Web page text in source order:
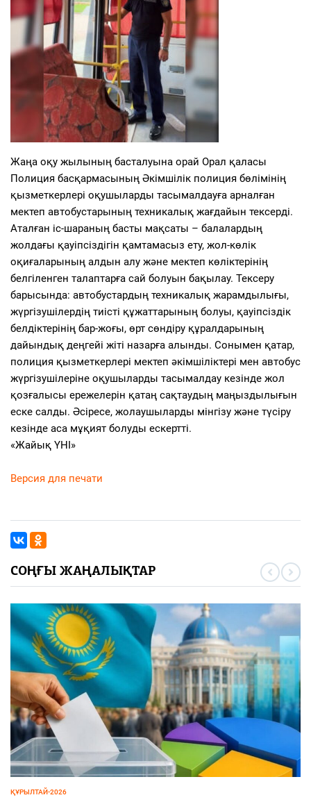
Жаңа оқу жылының басталуына орай Орал қаласы
Полиция басқармасының Әкімшілік полиция бөлімінің
қызметкерлері оқушыларды тасымалдауға арналған
мектеп автобустарының техникалық жағдайын тексерді.
Аталған іс-шараның басты мақсаты – балалардың
жолдағы қауіпсіздігін қамтамасыз ету, жол-көлік
оқиғаларының алдын алу және мектеп көліктерінің
белгіленген талаптарға сай болуын бақылау. Тексеру
барысында: автобустардың техникалық жарамдылығы,
жүргізушілердің тиісті құжаттарының болуы, қауіпсіздік
белдіктерінің бар-жоғы, өрт сөндіру құралдарының
дайындық деңгейі жіті назарға алынды. Сонымен қатар,
полиция қызметкерлері мектеп әкімшіліктері мен автобус
жүргізушілеріне оқушыларды тасымалдау кезінде жол
қозғалысы ережелерін қатаң сақтаудың маңыздылығын
еске салды. Әсіресе, жолаушыларды мінгізу және түсіру
кезінде аса мұқият болуды ескертті.
«Жайық ҮНІ»
Версия для печати
СОҢҒЫ ЖАҢАЛЫҚТАР
СПОРТ